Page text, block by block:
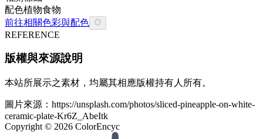
配色植物食物
前往相關色彩與配色
REFERENCE
版權與來源說明
本站所展示之素材，均屬其相應版權持有人所有。
圖片來源： https://unsplash.com/photos/sliced-pineapple-on-white-
ceramic-plate-Kr6Z_AbeItk
Copyright © 2026 ColorEncyc